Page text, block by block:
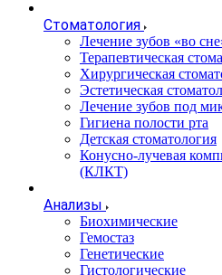
Стоматология
Лечение зубов «во
Терапевтическая
Хирургическая
Эстетическая
Лечение зубов под
Гигиена полости рта
Детская стоматология
Конусно-лучевая
(КЛКТ)
Анализы
Биохимические
Гемостаз
Генетические
Гистологические